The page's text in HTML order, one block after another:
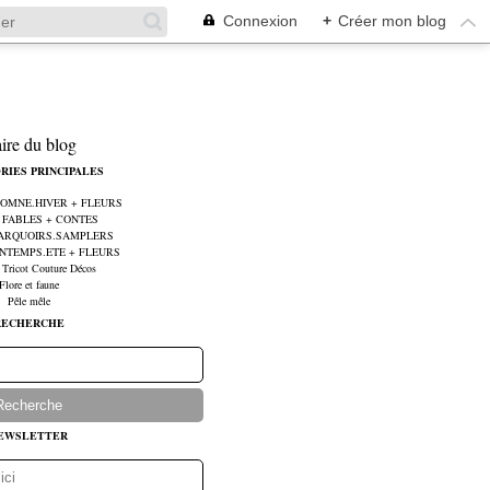
Connexion + Créer mon blog
du blog
PRINCIPALES
+ FLEURS
+ CONTES
+ FLEURS
Couture Décos
Flore et faune
Pêle mêle